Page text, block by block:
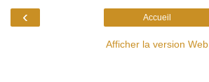
‹ Accueil
Afficher la version Web